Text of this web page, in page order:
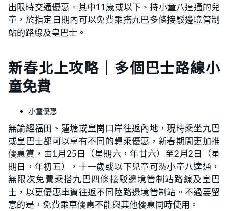
出限時交通優惠。其中11歲或以下、持小童八達通的兒
童，於指定日期內可以免費乘搭九巴多條接駁邊境管制
站的路線及皇巴士。
新春北上攻略｜多個巴士路線小
童免費
小童優惠
無論經福田、蓮塘或皇崗口岸往返內地，現時乘坐九巴
或皇巴士都可以享有不同的轉乘優惠，新春期間更加推
優惠賞，由1月25日（星期六，年廿六）至2月2日（星
期日，年初五），十一歲或以下兒童可憑小童八達通，
無限次免費乘搭九巴四條接駁邊境管制站路線及皇巴
士，以更優惠車資往返不同陸路邊境管制站。不過要留
意的是，免費乘車優惠不能與其他優惠同時使用。